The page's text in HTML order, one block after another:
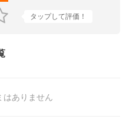
タップして評価！
はありません